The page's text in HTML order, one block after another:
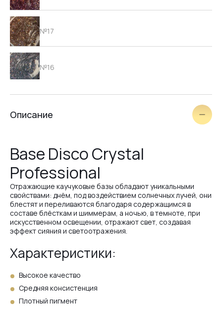
№17
№16
№3
№25
№26
№24
Описание
Base Disco Crystal
Professional
Отражающие каучуковые базы обладают уникальными
свойствами: днём, под воздействием солнечных лучей, они
блестят и переливаются благодаря содержащимся в
составе блёсткам и шиммерам, а ночью, в темноте, при
искусственном освещении, отражают свет, создавая
эффект сияния и светоотражения.
Характеристики:
Высокое качество
Средняя консистенция
Плотный пигмент